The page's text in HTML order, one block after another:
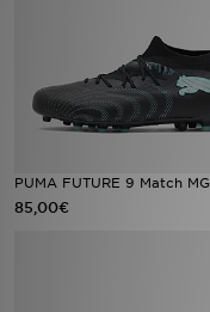
PUMA FUTURE 9 Match MG
85,00€